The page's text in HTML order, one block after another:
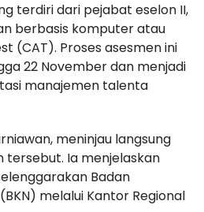
terdiri dari pejabat eselon II,
berbasis komputer atau
(CAT). Proses asesmen ini
22 November dan menjadi
manajemen talenta
meninjau langsung
tersebut. Ia menjelaskan
Badan
melalui Kantor Regional